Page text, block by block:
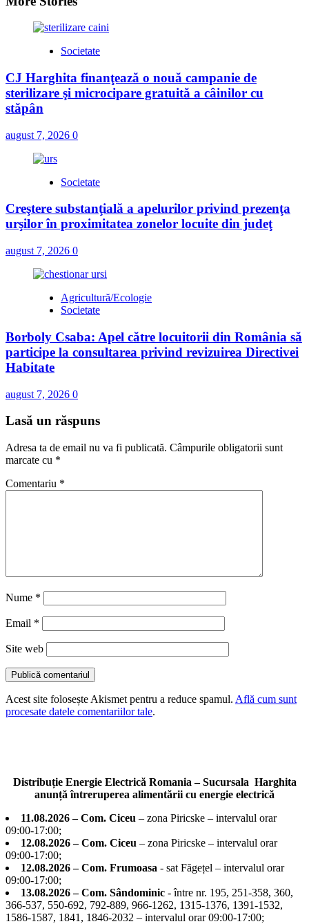
Societate
CJ Harghita finanţează o nouă campanie de
sterilizare şi microcipare gratuită a câinilor cu
stăpân
august 7, 2026 0
Societate
Creştere substanţială a apelurilor privind prezenţa
urşilor în proximitatea zonelor locuite din judeţ
august 7, 2026 0
Agricultură/Ecologie
Societate
Borboly Csaba: Apel către locuitorii din România să
participe la consultarea privind revizuirea Directivei
Habitate
august 7, 2026 0
Lasă un răspuns
Adresa ta de email nu va fi publicată. Câmpurile obligatorii sunt
marcate cu *
Comentariu *
Nume *
Email *
Site web
Acest site folosește Akismet pentru a reduce spamul. Află cum sunt
procesate datele comentariilor tale.
Distribuție Energie Electrică Romania – Sucursala Harghita
anunță întreruperea alimentării cu energie electrică
11.08.2026 – Com. Ciceu – zona Piricske – intervalul orar
09:00-17:00;
12.08.2026 – Com. Ciceu – zona Piricske – intervalul orar
09:00-17:00;
12.08.2026 – Com. Frumoasa - sat Făgețel – intervalul orar
09:00-17:00;
13.08.2026 – Com. Sândominic - între nr. 195, 251-358, 360,
366-537, 550-692, 792-889, 966-1262, 1315-1376, 1391-1532,
1586-1587, 1841, 1846-2032 – intervalul orar 09:00-17:00;